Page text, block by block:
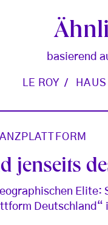
basierend
LE ROY
jenseits
Elite:
Deutschland“